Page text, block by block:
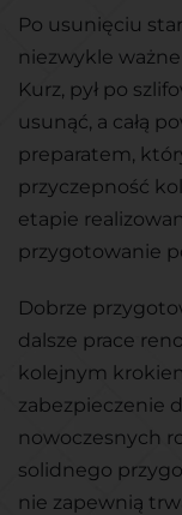
Po usunięciu
niezwykle
Kurz, pył po
usunąć, a całą
preparatem,
przyczepność
etapie
przygotowanie
Dobrze
dalsze prace
kolejnym
zabezpieczenie
nowoczesnych
solidnego
nie zapewnią